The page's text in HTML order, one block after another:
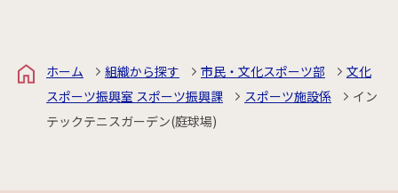
ホーム 組織から探す 市民・文化スポーツ部
文化
スポーツ振興室 スポーツ振興課
スポーツ施設係
イン
テックテニスガーデン(庭球場)